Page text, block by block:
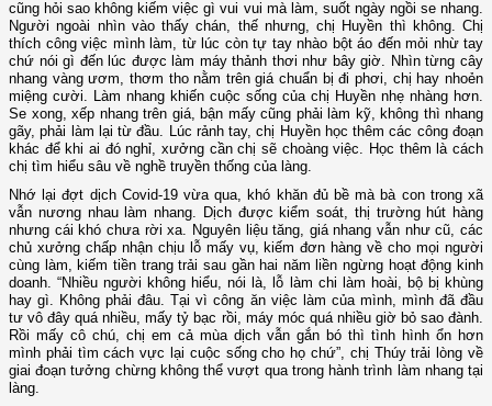
cũng hỏi sao không kiếm việc gì vui vui mà làm, suốt ngày ngồi se nhang.
Người ngoài nhìn vào thấy chán, thế nhưng, chị Huyền thì không. Chị
thích công việc mình làm, từ lúc còn tự tay nhào bột áo đến mỏi nhừ tay
chứ nói gì đến lúc được làm máy thảnh thơi như bây giờ. Nhìn từng cây
nhang vàng ươm, thơm tho nằm trên giá chuẩn bị đi phơi, chị hay nhoẻn
miệng cười. Làm nhang khiến cuộc sống của chị Huyền nhẹ nhàng hơn.
Se xong, xếp nhang trên giá, bận mấy cũng phải làm kỹ, không thì nhang
gãy, phải làm lại từ đầu. Lúc rảnh tay, chị Huyền học thêm các công đoạn
khác để khi ai đó nghỉ, xưởng cần chị sẽ choàng việc. Học thêm là cách
chị tìm hiểu sâu về nghề truyền thống của làng.
Nhớ lại đợt dịch Covid-19 vừa qua, khó khăn đủ bề mà bà con trong xã
vẫn nương nhau làm nhang. Dịch được kiểm soát, thị trường hút hàng
nhưng cái khó chưa rời xa. Nguyên liệu tăng, giá nhang vẫn như cũ, các
chủ xưởng chấp nhận chịu lỗ mấy vụ, kiếm đơn hàng về cho mọi người
cùng làm, kiếm tiền trang trải sau gần hai năm liền ngừng hoạt động kinh
doanh. “Nhiều người không hiểu, nói là, lỗ làm chi làm hoài, bộ bị khùng
hay gì. Không phải đâu. Tại vì công ăn việc làm của mình, mình đã đầu
tư vô đây quá nhiều, mấy tỷ bạc rồi, máy móc quá nhiều giờ bỏ sao đành.
Rồi mấy cô chú, chị em cả mùa dịch vẫn gắn bó thì tình hình ổn hơn
mình phải tìm cách vực lại cuộc sống cho họ chứ”, chị Thúy trải lòng về
giai đoạn tưởng chừng không thể vượt qua trong hành trình làm nhang tại
làng.